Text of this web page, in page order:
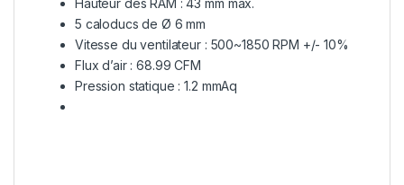
5 caloducs de Ø 6 mm
Vitesse du ventilateur : 500~1850 RPM +/- 10%
Flux d’air : 68.99 CFM
Pression statique : 1.2 mmAq